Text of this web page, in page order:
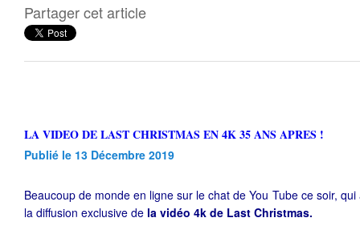
Partager cet article
LA VIDEO DE LAST CHRISTMAS EN 4K 35 ANS APRES !
Publié le 13 Décembre 2019
Beaucoup de monde en ligne sur le chat de You Tube ce soir,
la diffusion exclusive de la vidéo 4k de Last Christmas.